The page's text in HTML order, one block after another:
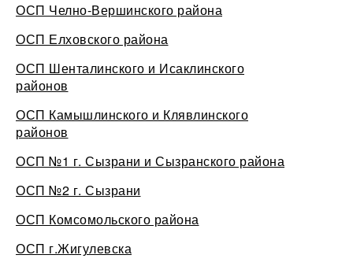
ОСП Челно-Вершинского района
ОСП Елховского района
ОСП Шенталинского и Исаклинского
районов
ОСП Камышлинского и Клявлинского
районов
ОСП №1 г. Сызрани и Сызранского района
ОСП №2 г. Сызрани
ОСП Комсомольского района
ОСП г.Жигулевска